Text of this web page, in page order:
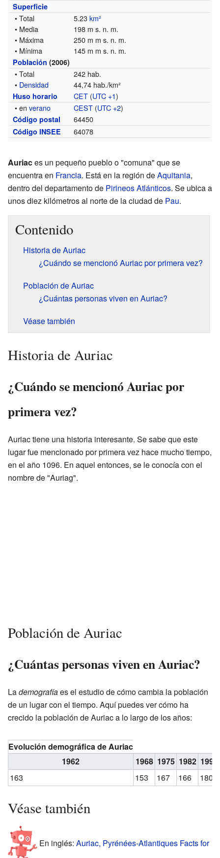
Superficie
• Total 5.23km²
• Media
198 m s. n. m.
• Máxima
250 m m s. n. m.
• Mínima
145 m m s. n. m.
Población (2006)
• Total
242 hab.
• Densidad 44,74 hab./km²
Huso horario CET (UTC +1)
• enverano CEST (UTC +2)
Código postal 64450
Código INSEE 64078
Auriaces un pequeño pueblo o "comuna" que se
encuentra en Francia. Está en la región deAquitania,
dentro del departamento de Pirineos Atlánticos. Se ubica a
unos diez kilómetros al norte de la ciudad de Pau.
Contenido
Historia de Auriac
¿Cuándo se mencionó Auriac por primera vez?
Población de Auriac
¿Cuántas personas viven en Auriac?
Véase también
Historia de Auriac
¿Cuándo se mencionó Auriac por
primera vez?
Auriac tiene una historia interesante. Se sabe que este
lugar fue mencionado por primera vez hace mucho tiempo,
en el año 1096. En aquel entonces, se le conocía con el
nombre de "Auriag".
Población de Auriac
¿Cuántas personas viven en Auriac?
Lademografíaes el estudio de cómo cambia la población
de un lugar con el tiempo. Aquí puedes ver cómo ha
crecido la población de Auriac a lo largo de los años:
Evolución demográfica de Auriac
1962
1968 1975 1982 1990
163
153 167 166 180
Véase también
En inglés: Auriac, Pyrénées-Atlantiques Facts for